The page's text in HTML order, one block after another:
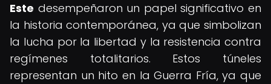
Este desempeñaron un papel significativo en
la historia contemporánea, ya que simbolizan
la lucha por la libertad y la resistencia contra
regímenes totalitarios. Estos túneles
representan un hito en la Guerra Fría, ya que